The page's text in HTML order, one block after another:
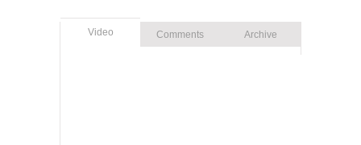
Video Comments Archive